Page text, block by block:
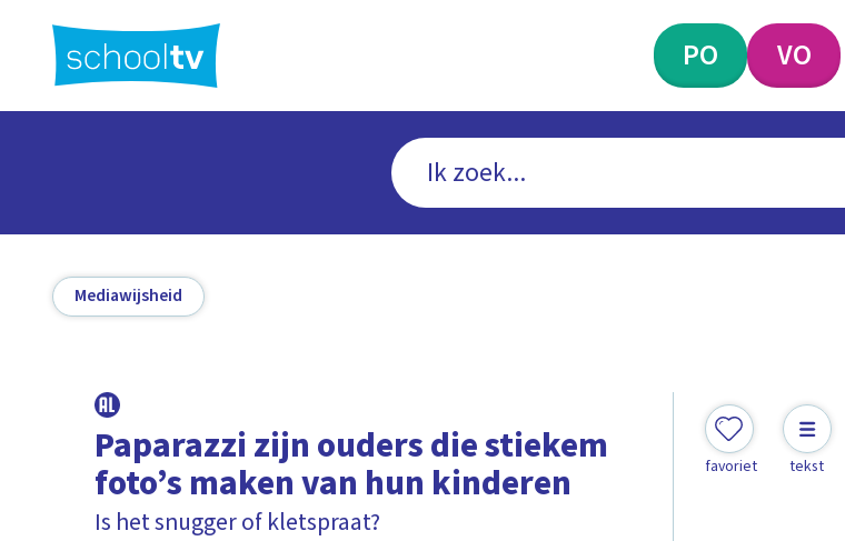
hoofdinhoud
PO VO
Mediawijsheid
Paparazzi zijn ouders die stiekem
foto’s maken van hun kinderen
Is het snugger of kletspraat?
favoriet tekst